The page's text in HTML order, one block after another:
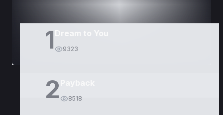
1 Dream to You
9323
2 8518